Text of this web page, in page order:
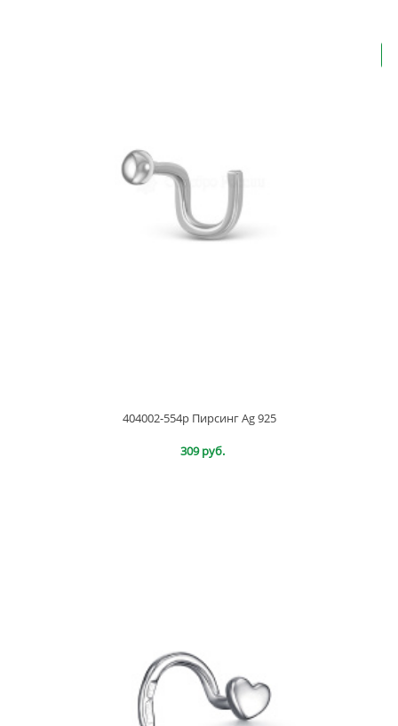
404002-554р Пирсинг Ag 925
309 руб.